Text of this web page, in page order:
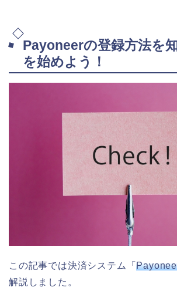
Payoneerの登録方法を
を始めよう！
この記事では決済システム「
解説しました。